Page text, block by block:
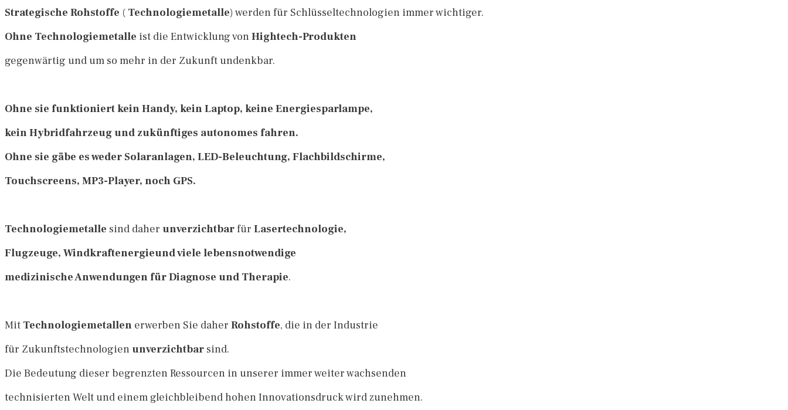
Strategische Rohstoffe ( Technologiemetalle) werden für Schlüsseltechnologien immer wichtiger.
Ohne Technologiemetalle ist die Entwicklung vonHightech-Produkten
gegenwärtig und um so mehr in der Zukunft undenkbar.
Ohne sie funktioniert kein Handy, kein Laptop, keine Energiesparlampe,
kein Hybridfahrzeug und zukünftiges autonomes fahren.
Ohne sie gäbe es weder Solaranlagen, LED-Beleuchtung, Flachbildschirme,
Touchscreens, MP3-Player, noch GPS.
Technologiemetalle sind daher unverzichtbarfür Lasertechnologie,
Flugzeuge, Windkraftenergieund viele lebensnotwendige
medizinische Anwendungen für Diagnose und Therapie.
Mit Technologiemetallen erwerben Sie daher Rohstoffe, die in der Industrie
für Zukunftstechnologien unverzichtbar sind.
Die Bedeutung dieser begrenzten Ressourcen in unserer immer weiter wachsenden
technisierten Welt und einem gleichbleibend hohen Innovationsdruck wird zunehmen.